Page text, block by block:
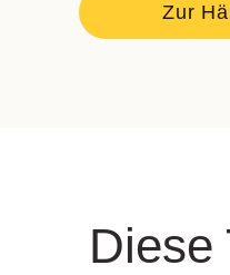
Zur
Diese